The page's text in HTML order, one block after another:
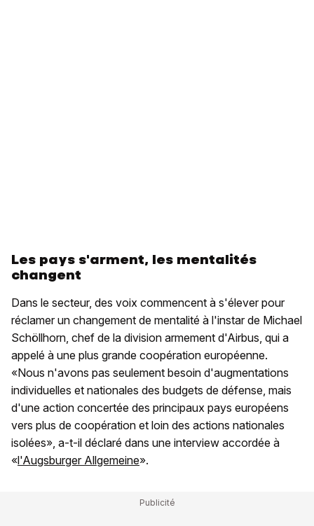
Les pays s'arment, les mentalités
changent
Dans le secteur, des voix commencent à s'élever pour
réclamer un changement de mentalité à l'instar de Michael
Schöllhorn, chef de la division armement d'Airbus, qui a
appelé à une plus grande coopération européenne.
«Nous n'avons pas seulement besoin d'augmentations
individuelles et nationales des budgets de défense, mais
d'une action concertée des principaux pays européens
vers plus de coopération et loin des actions nationales
isolées», a-t-il déclaré dans une interview accordée à
«l'Augsburger Allgemeine».